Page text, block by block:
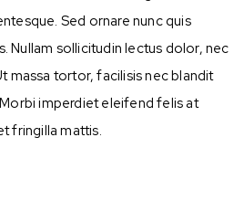
Sed ornare nunc quis
Nullam sollicitudin lectus dolor, nec
massa tortor, facilisis nec blandit
imperdiet eleifend felis at
fringilla mattis.